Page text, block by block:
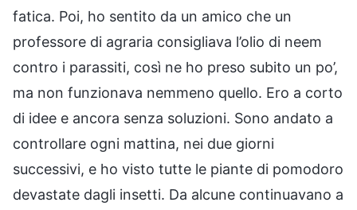
fatica. Poi, ho sentito da un amico che un
professore di agraria consigliava l’olio di neem
contro i parassiti, così ne ho preso subito un po’,
ma non funzionava nemmeno quello. Ero a corto
di idee e ancora senza soluzioni. Sono andato a
controllare ogni mattina, nei due giorni
successivi, e ho visto tutte le piante di pomodoro
devastate dagli insetti. Da alcune continuavano a